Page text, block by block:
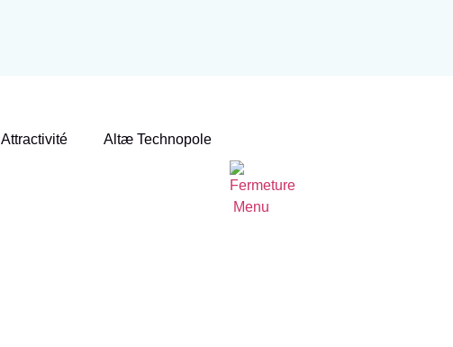
Attractivité Altæ Technopole